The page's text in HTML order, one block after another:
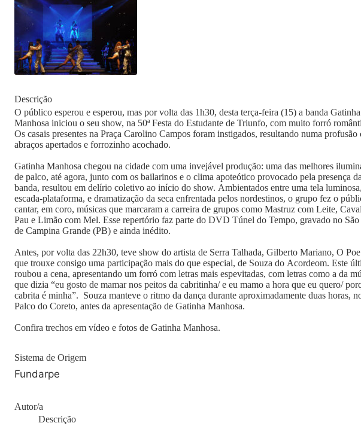
Descrição
O público esperou e esperou, mas por volta das 1h30, desta terça-feira (15) a banda Gatinha
Manhosa iniciou o seu show, na 50ª Festa do Estudante de Triunfo, com muito forró
Os casais presentes na Praça Carolino Campos foram instigados, resultando numa profusão
abraços apertados e forrozinho acochado.
Gatinha Manhosa chegou na cidade com uma invejável produção: uma das melhores
de palco, até agora, junto com os bailarinos e o clima apoteótico provocado pela presença da
banda, resultou em delírio coletivo ao início do show. Ambientados entre uma tela
escada-plataforma, e dramatização da seca enfrentada pelos nordestinos, o grupo fez o
cantar, em coro, músicas que marcaram a carreira de grupos como Mastruz com Leite,
Pau e Limão com Mel. Esse repertório faz parte do DVD Túnel do Tempo, gravado no São
de Campina Grande (PB) e ainda inédito.
Antes, por volta das 22h30, teve show do artista de Serra Talhada, Gilberto Mariano, O
que trouxe consigo uma participação mais do que especial, de Souza do Acordeom. Este
roubou a cena, apresentando um forró com letras mais espevitadas, com letras como a da
que dizia “eu gosto de mamar nos peitos da cabritinha/ e eu mamo a hora que eu quero/
cabrita é minha”. Souza manteve o ritmo da dança durante aproximadamente duas horas,
Palco do Coreto, antes da apresentação de Gatinha Manhosa.
Confira trechos em vídeo e fotos de Gatinha Manhosa.
Sistema de Origem
Fundarpe
Autor/a
Descrição